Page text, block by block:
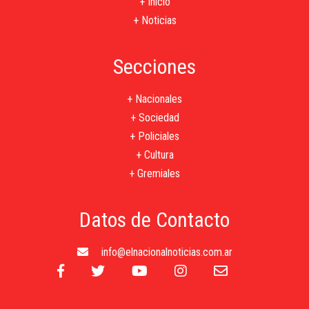
+ Noticias
Secciones
+ Nacionales
+ Sociedad
+ Policiales
+ Cultura
+ Gremiales
Datos de Contacto
info@elnacionalnoticias.com.ar